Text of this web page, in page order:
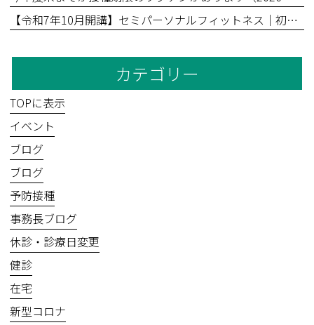
【令和7年10月開講】セミパーソナルフィットネス｜初回無料体験あり
カテゴリー
TOPに表示
イベント
ブログ
ブログ
予防接種
事務長ブログ
休診・診療日変更
健診
在宅
新型コロナ